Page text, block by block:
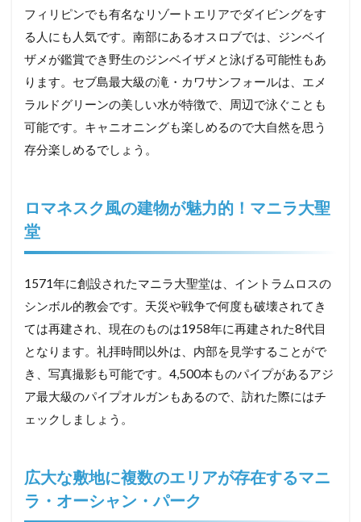
フィリピンでも有名なリゾートエリアでダイビングをす
る人にも人気です。南部にあるオスロブでは、ジンベイ
ザメが鑑賞でき野生のジンベイザメと泳げる可能性もあ
ります。セブ島最大級の滝・カワサンフォールは、エメ
ラルドグリーンの美しい水が特徴で、周辺で泳ぐことも
可能です。キャニオニングも楽しめるので大自然を思う
存分楽しめるでしょう。
ロマネスク風の建物が魅力的！マニラ大聖
堂
1571年に創設されたマニラ大聖堂は、イントラムロスの
シンボル的教会です。天災や戦争で何度も破壊されてき
ては再建され、現在のものは1958年に再建された8代目
となります。礼拝時間以外は、内部を見学することがで
き、写真撮影も可能です。4,500本ものパイプがあるアジ
ア最大級のパイプオルガンもあるので、訪れた際にはチ
ェックしましょう。
広大な敷地に複数のエリアが存在するマニ
ラ・オーシャン・パーク